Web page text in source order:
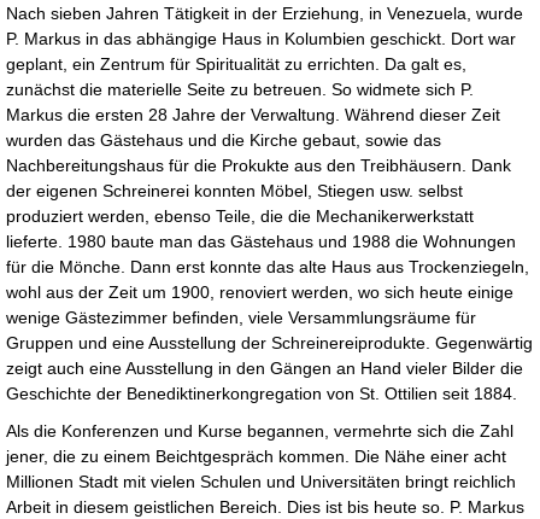
Nach sieben Jahren Tätigkeit in der Erziehung, in Venezuela, wurde
P. Markus in das abhängige Haus in Kolumbien geschickt. Dort war
geplant, ein Zentrum für Spiritualität zu errichten. Da galt es,
zunächst die materielle Seite zu betreuen. So widmete sich P.
Markus die ersten 28 Jahre der Verwaltung. Während dieser Zeit
wurden das Gästehaus und die Kirche gebaut, sowie das
Nachbereitungshaus für die Prokukte aus den Treibhäusern. Dank
der eigenen Schreinerei konnten Möbel, Stiegen usw. selbst
produziert werden, ebenso Teile, die die Mechanikerwerkstatt
lieferte. 1980 baute man das Gästehaus und 1988 die Wohnungen
für die Mönche. Dann erst konnte das alte Haus aus Trockenziegeln,
wohl aus der Zeit um 1900, renoviert werden, wo sich heute einige
wenige Gästezimmer befinden, viele Versammlungsräume für
Gruppen und eine Ausstellung der Schreinereiprodukte. Gegenwärtig
zeigt auch eine Ausstellung in den Gängen an Hand vieler Bilder die
Geschichte der Benediktinerkongregation von St. Ottilien seit 1884.
Als die Konferenzen und Kurse begannen, vermehrte sich die Zahl
jener, die zu einem Beichtgespräch kommen. Die Nähe einer acht
Millionen Stadt mit vielen Schulen und Universitäten bringt reichlich
Arbeit in diesem geistlichen Bereich. Dies ist bis heute so. P. Markus